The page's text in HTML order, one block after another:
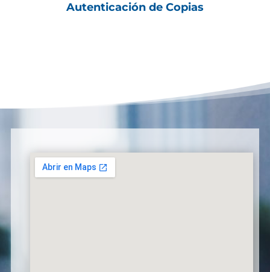
Autenticación de Copias